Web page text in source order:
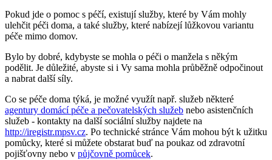
Pokud jde o pomoc s péčí, existují služby, které by Vám mohly
ulehčit péči doma, a také služby, které nabízejí lůžkovou variantu
péče mimo domov.
Bylo by dobré, kdybyste se mohla o péči o manžela s někým
podělit. Je důležité, abyste si i Vy sama mohla průběžně odpočinout
a nabrat další síly.
Co se péče doma týká, je možné využít např. služeb některé
agentury domácí péče a pečovatelských služeb nebo asistenčních
služeb - kontakty na další sociální služby najdete na
http://iregistr.mpsv.cz. Po technické stránce Vám mohou být k užitku
pomůcky, které si můžete obstarat buď na poukaz od zdravotní
pojišťovny nebo v půjčovně pomůcek.